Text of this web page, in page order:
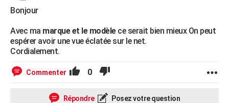
CARTE DE VOEUX
Carte de Noël
Carte Bonne année
Carte Saint-Valentin
Carte Pâques
Carte d'anniversaire
DICTIONNAIRE
Dictionnaire
Biographies
Citations
Expressions
Proverbes
COPAINS D'AVANT
Service militaire
Avis de recherche
AVIS DE DÉCÈS
Bonjour
Avec ma marque et le modèlece serait bien mieux On peut
espérer avoir une vue éclatée sur le net.
Cordialement.
Commenter 0
Répondre Posez votre question